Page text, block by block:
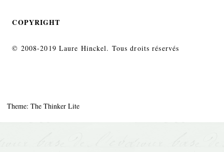
COPYRIGHT
© 2008-2019 Laure Hinckel. Tous droits réservés
Theme: The Thinker Lite